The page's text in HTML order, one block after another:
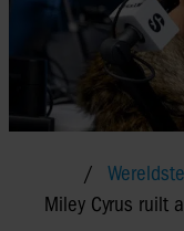
Miley Cyrus ruilt